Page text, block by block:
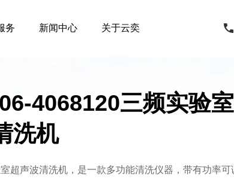
务 新闻中心 关于云奕
4068120三频实验
洗机
超声波清洗机，是一款多功能清洗仪器，带有功率可